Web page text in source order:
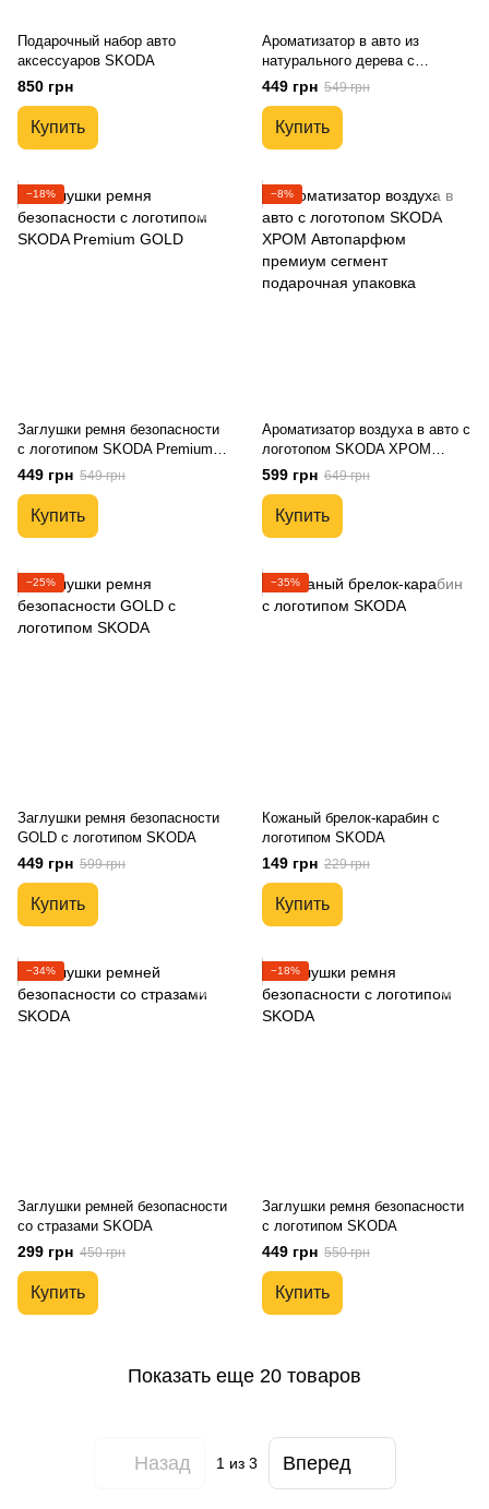
Подарочный набор авто
аксессуаров SKODA
850 грн
Купить
Ароматизатор в авто из
натурального дерева с
логотипом SKODA
449 грн 549 грн
Купить
−18%
Заглушки ремня безопасности
с логотипом SKODA Premium
GOLD
449 грн 549 грн
Купить
−8%
Ароматизатор воздуха в авто с
логотопом SKODA ХРОМ
Автопарфюм премиум сегмент
подарочная упаковка
599 грн 649 грн
Купить
−25%
Заглушки ремня безопасности
GOLD с логотипом SKODA
449 грн 599 грн
Купить
−35%
Кожаный брелок-карабин с
логотипом SKODA
149 грн 229 грн
Купить
−34%
Заглушки ремней безопасности
со стразами SKODA
299 грн 450 грн
Купить
−18%
Заглушки ремня безопасности
с логотипом SKODA
449 грн 550 грн
Купить
Показать еще 20 товаров
Назад 1 из 3 Вперед